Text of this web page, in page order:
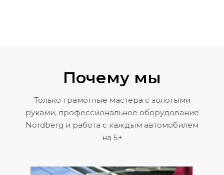
Почему мы
Только грамотные мастера с золотыми
руками, профессиональное оборудование
Nordberg и работа с каждым автомобилем
на 5+